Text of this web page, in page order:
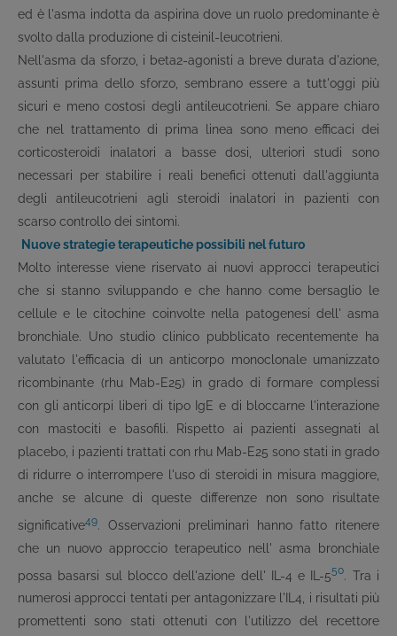
ed è l'asma indotta da aspirina dove un ruolo predominante è
svolto dalla produzione di cisteinil-leucotrieni.
Nell'asma da sforzo, i beta2-agonisti a breve durata d'azione,
assunti prima dello sforzo, sembrano essere a tutt'oggi più
sicuri e meno costosi degli antileucotrieni. Se appare chiaro
che nel trattamento di prima linea sono meno efficaci dei
corticosteroidi inalatori a basse dosi, ulteriori studi sono
necessari per stabilire i reali benefici ottenuti dall'aggiunta
degli antileucotrieni agli steroidi inalatori in pazienti con
scarso controllo dei sintomi.
Nuove strategie terapeutiche possibili nel futuro
Molto interesse viene riservato ai nuovi approcci terapeutici
che si stanno sviluppando e che hanno come bersaglio le
cellule e le citochine coinvolte nella patogenesi dell' asma
bronchiale. Uno studio clinico pubblicato recentemente ha
valutato l'efficacia di un anticorpo monoclonale umanizzato
ricombinante (rhu Mab-E25) in grado di formare complessi
con gli anticorpi liberi di tipo IgE e di bloccarne l'interazione
con mastociti e basofili. Rispetto ai pazienti assegnati al
placebo, i pazienti trattati con rhu Mab-E25 sono stati in grado
di ridurre o interrompere l'uso di steroidi in misura maggiore,
anche se alcune di queste differenze non sono risultate
significative49. Osservazioni preliminari hanno fatto ritenere
che un nuovo approccio terapeutico nell' asma bronchiale
possa basarsi sul blocco dell'azione dell' IL-4 e IL-550. Tra i
numerosi approcci tentati per antagonizzare l'IL4, i risultati più
promettenti sono stati ottenuti con l'utilizzo del recettore